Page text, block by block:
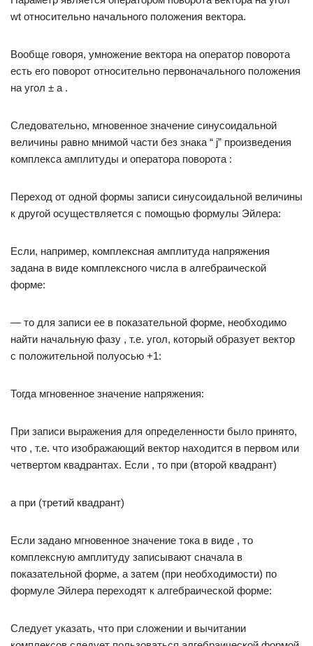
wt относительно начального положения вектора.
Вообще говоря, умножение вектора на оператор поворота
есть его поворот относительно первоначального положения
на угол ± a .
Следовательно, мгновенное значение синусоидальной
величины равно мнимой части без знака “ j” произведения
комплекса амплитуды и оператора поворота :
Переход от одной формы записи синусоидальной величины
к другой осуществляется с помощью формулы Эйлера:
Если, например, комплексная амплитуда напряжения
задана в виде комплексного числа в алгебраической
форме:
— то для записи ее в показательной форме, необходимо
найти начальную фазу , т.е. угол, который образует вектор
с положительной полуосью +1:
Тогда мгновенное значение напряжения:
При записи выражения для определенности было принято,
что , т.е. что изображающий вектор находится в первом или
четвертом квадрантах. Если , то при (второй квадрант)
а при (третий квадрант)
Если задано мгновенное значение тока в виде , то
комплексную амплитуду записывают сначала в
показательной форме, а затем (при необходимости) по
формуле Эйлера переходят к алгебраической форме:
Следует указать, что при сложении и вычитании